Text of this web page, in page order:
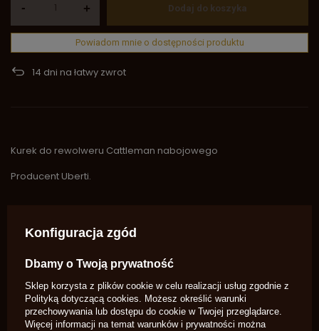
- + Dodaj do koszyka
Powiadom mnie o dostępności produktu
14 dni na łatwy zwrot
Kurek do rewolweru Cattleman nabojowego
Producent Uberti.
Symbol
2868
Potrzebujesz pomocy? Masz pytania?
niezwłocznie, najciekawsze pytania i
odpowiedzi publikując dla innych.
Zadaj pytanie
Konfiguracja zgód
Dbamy o Twoją prywatność
Sklep korzysta z plików cookie w celu realizacji usług zgodnie z
Polityką dotyczącą cookies. Możesz określić warunki
przechowywania lub dostępu do cookie w Twojej przeglądarce.
Więcej informacji na temat warunków i prywatności można